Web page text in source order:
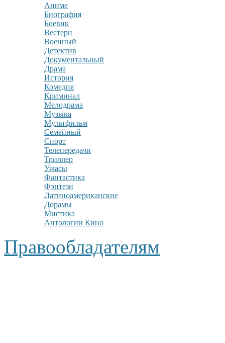
Аниме
Биография
Боевик
Вестерн
Военный
Детектив
Документальный
Драма
История
Комедия
Криминал
Мелодрама
Музыка
Мультфильм
Семейный
Спорт
Телепередачи
Триллер
Ужасы
Фантастика
Фэнтези
Латиноамериканские
Дорамы
Мистика
Антологии Кино
Правообладателям